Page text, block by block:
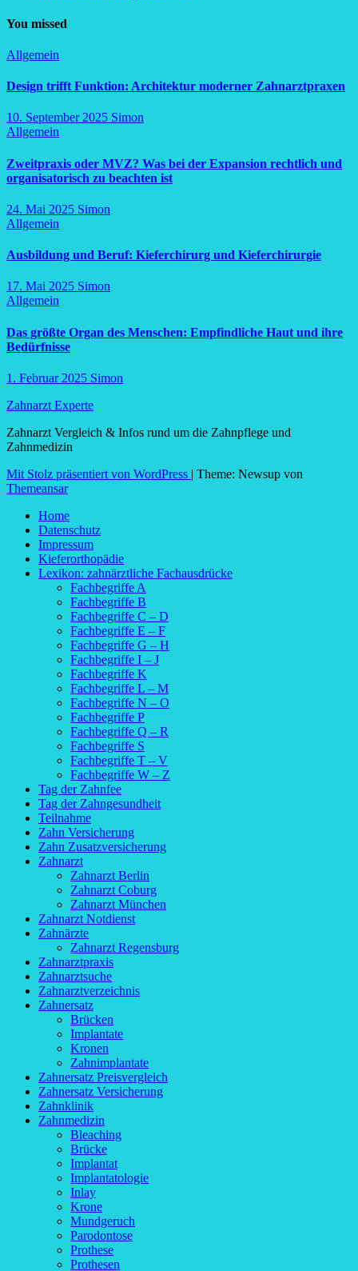
You missed
Allgemein
Design trifft Funktion: Architektur moderner Zahnarztpraxen
10. September 2025 Simon
Allgemein
Zweitpraxis oder MVZ? Was bei der Expansion rechtlich und
organisatorisch zu beachten ist
24. Mai 2025 Simon
Allgemein
Ausbildung und Beruf: Kieferchirurg und Kieferchirurgie
17. Mai 2025 Simon
Allgemein
Das größte Organ des Menschen: Empfindliche Haut und ihre
Bedürfnisse
1. Februar 2025 Simon
Zahnarzt Experte
Zahnarzt Vergleich & Infos rund um die Zahnpflege und
Zahnmedizin
Mit Stolz präsentiert von WordPress | Theme: Newsup von
Themeansar
Home
Datenschutz
Impressum
Kieferorthopädie
Lexikon: zahnärztliche Fachausdrücke
Fachbegriffe A
Fachbegriffe B
Fachbegriffe C – D
Fachbegriffe E – F
Fachbegriffe G – H
Fachbegriffe I – J
Fachbegriffe K
Fachbegriffe L – M
Fachbegriffe N – O
Fachbegriffe P
Fachbegriffe Q – R
Fachbegriffe S
Fachbegriffe T – V
Fachbegriffe W – Z
Tag der Zahnfee
Tag der Zahngesundheit
Teilnahme
Zahn Versicherung
Zahn Zusatzversicherung
Zahnarzt
Zahnarzt Berlin
Zahnarzt Coburg
Zahnarzt München
Zahnarzt Notdienst
Zahnärzte
Zahnarzt Regensburg
Zahnarztpraxis
Zahnarztsuche
Zahnarztverzeichnis
Zahnersatz
Brücken
Implantate
Kronen
Zahnimplantate
Zahnersatz Preisvergleich
Zahnersatz Versicherung
Zahnklinik
Zahnmedizin
Bleaching
Brücke
Implantat
Implantatologie
Inlay
Krone
Mundgeruch
Parodontose
Prothese
Prothesen